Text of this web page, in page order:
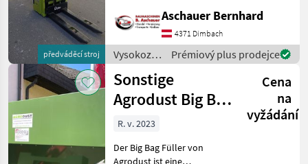
předváděcí stroj
Hubantrieb zur
kraftsparenden und
effizienten Handhabung
Batteriekapazität (V/Ah):
24/300 Br
Aschauer Bernhard
4371 Dimbach
Vysokozdvižné
vozíky a
skladová
technika /
Sonstige
Prémiový plus prodejce
Sonstige
Agrodust Big Bag
Füller
Cena
na
vyžádání
R. v. 2023
Der Big Bag Füller von
Agrodust ist eine